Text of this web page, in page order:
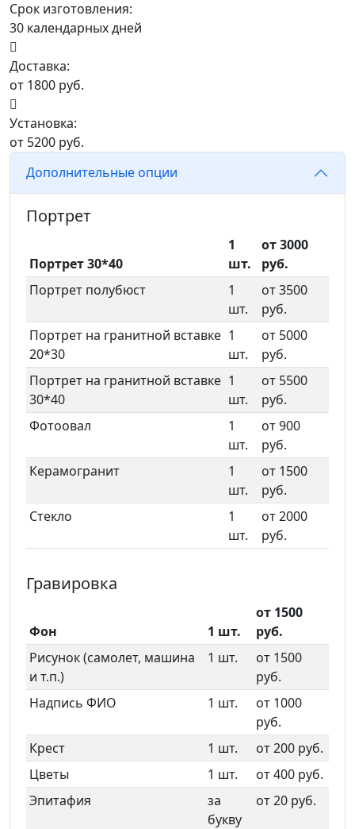
Срок изготовления:
30 календарных дней
Доставка:
от 1800 руб.
Установка:
от 5200 руб.
Дополнительные опции
Портрет
Портрет 30*40
1
шт.
от 3000
руб.
Портрет полубюст
1
шт.
от 3500
руб.
Портрет на гранитной вставке
20*30
1
шт.
от 5000
руб.
Портрет на гранитной вставке
30*40
1
шт.
от 5500
руб.
Фотоовал
1
шт.
от 900
руб.
Керамогранит
1
шт.
от 1500
руб.
Стекло
1
шт.
от 2000
руб.
Гравировка
Фон 1 шт.
от 1500
руб.
Рисунок (самолет, машина
и т.п.)
1 шт.
от 1500
руб.
Надпись ФИО
1 шт.
от 1000
руб.
Крест
1 шт.
от 200 руб.
Цветы
1 шт.
от 400 руб.
Эпитафия
за
букву
от 20 руб.